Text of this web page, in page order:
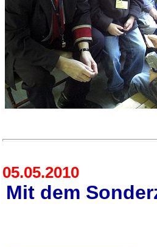
05.05.2010
Mit dem